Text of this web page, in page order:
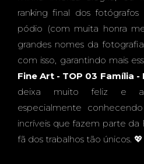
ranking final dos
pódio (com muita honra
grandes nomes da
com isso, garantindo mais
Fine Art - TOP 03 Família -
deixa muito feliz e
especialmente
incríveis que fazem parte da
fã dos trabalhos tão únicos. 💖